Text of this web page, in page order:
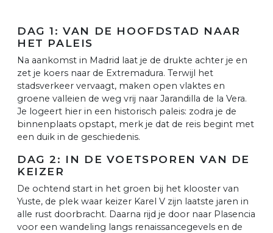
DAG 1: VAN DE HOOFDSTAD NAAR
HET PALEIS
Na aankomst in Madrid laat je de drukte achter je en
zet je koers naar de Extremadura. Terwijl het
stadsverkeer vervaagt, maken open vlaktes en
groene valleien de weg vrij naar Jarandilla de la Vera.
Je logeert hier in een historisch paleis: zodra je de
binnenplaats opstapt, merk je dat de reis begint met
een duik in de geschiedenis.
DAG 2: IN DE VOETSPOREN VAN DE
KEIZER
De ochtend start in het groen bij het klooster van
Yuste, de plek waar keizer Karel V zijn laatste jaren in
alle rust doorbracht. Daarna rijd je door naar Plasencia
voor een wandeling langs renaissancegevels en de